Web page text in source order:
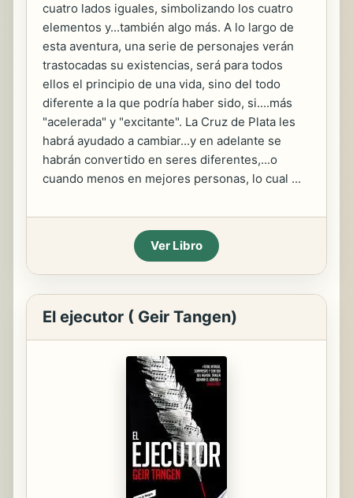
cuatro lados iguales, simbolizando los cuatro
elementos y...también algo más. A lo largo de
esta aventura, una serie de personajes verán
trastocadas su existencias, será para todos
ellos el principio de una vida, sino del todo
diferente a la que podría haber sido, si....más
"acelerada" y "excitante". La Cruz de Plata les
habrá ayudado a cambiar...y en adelante se
habrán convertido en seres diferentes,...o
cuando menos en mejores personas, lo cual ...
Ver Libro
El ejecutor ( Geir Tangen)